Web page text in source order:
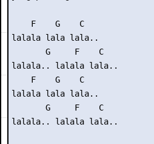
    F    G    C
lalala lala lala..
       G     F    C
lalala.. lalala lala..
    F    G    C
lalala lala lala..
       G     F    C
lalala.. lalala lala..